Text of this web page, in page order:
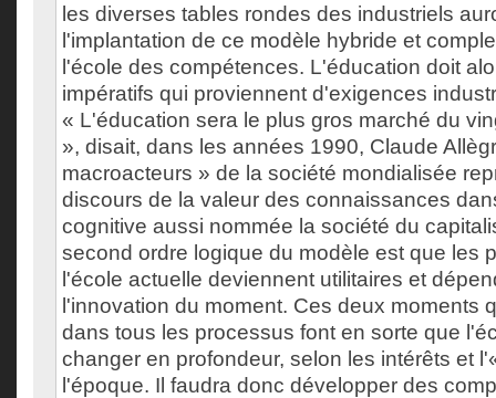
les diverses tables rondes des industriels
l'implantation de ce modèle hybride et
l'école des compétences. L'éducation doit
impératifs qui proviennent d'exigences
« L'éducation sera le plus gros marché du
», disait, dans les années 1990, Claude
macroacteurs » de la société mondialisée
discours de la valeur des connaissances
cognitive aussi nommée la société du
second ordre logique du modèle est que les
l'école actuelle deviennent utilitaires et
l'innovation du moment. Ces deux moments
dans tous les processus font en sorte que
changer en profondeur, selon les intérêts et
l'époque. Il faudra donc développer des